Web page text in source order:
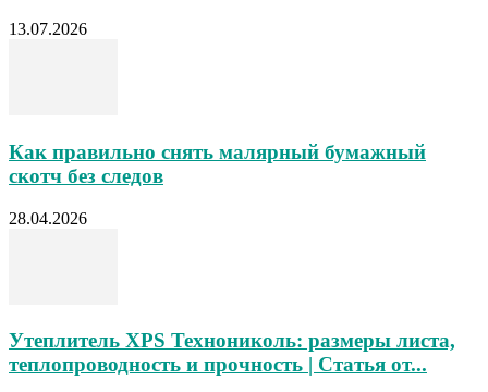
13.07.2026
Как правильно снять малярный бумажный
скотч без следов
28.04.2026
Утеплитель XPS Технониколь: размеры листа,
теплопроводность и прочность | Статья от...